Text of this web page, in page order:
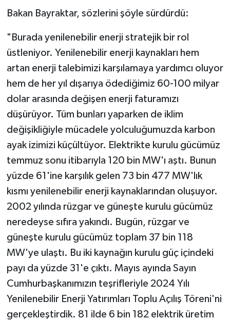
Bakan Bayraktar, sözlerini şöyle sürdürdü:
"Burada yenilenebilir enerji stratejik bir rol
üstleniyor. Yenilenebilir enerji kaynakları hem
artan enerji talebimizi karşılamaya yardımcı oluyor
hem de her yıl dışarıya ödediğimiz 60-100 milyar
dolar arasında değişen enerji faturamızı
düşürüyor. Tüm bunları yaparken de iklim
değişikliğiyle mücadele yolculuğumuzda karbon
ayak izimizi küçültüyor. Elektrikte kurulu gücümüz
temmuz sonu itibarıyla 120 bin MW'ı aştı. Bunun
yüzde 61'ine karşılık gelen 73 bin 477 MW'lık
kısmı yenilenebilir enerji kaynaklarından oluşuyor.
2002 yılında rüzgar ve güneşte kurulu gücümüz
neredeyse sıfıra yakındı. Bugün, rüzgar ve
güneşte kurulu gücümüz toplam 37 bin 118
MW'ye ulaştı. Bu iki kaynağın kurulu güç içindeki
payı da yüzde 31'e çıktı. Mayıs ayında Sayın
Cumhurbaşkanımızın teşrifleriyle 2024 Yılı
Yenilenebilir Enerji Yatırımları Toplu Açılış Töreni'ni
gerçekleştirdik. 81 ilde 6 bin 182 elektrik üretim